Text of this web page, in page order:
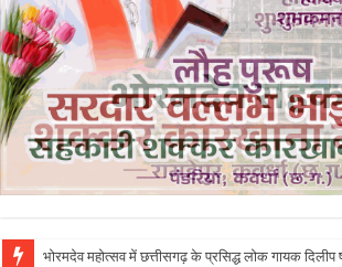
भोरमदेव महोत्सव में छत्तीसगढ़ के प्रसिद्ध लोक गायक दिलीप